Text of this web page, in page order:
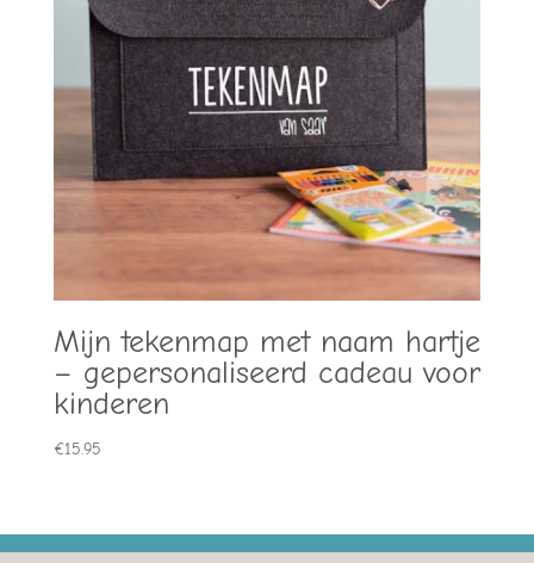
Mijn tekenmap met naam hartje
– gepersonaliseerd cadeau voor
kinderen
€15.95